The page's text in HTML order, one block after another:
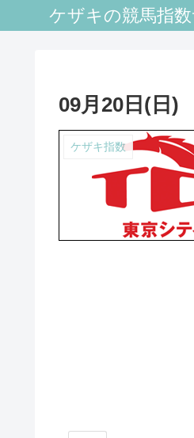
ケザキの競馬指数
09月20日(日
ケザキ指数